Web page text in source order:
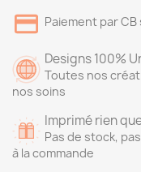
Paiement par
Designs 100%
Toutes nos
nos soins
Imprimé rien
Pas de stock,
à la commande